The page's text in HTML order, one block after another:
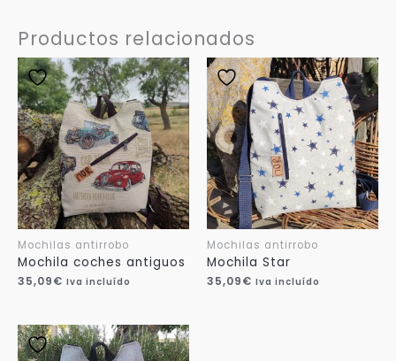
Productos relacionados
Mochilas antirrobo
Mochila coches antiguos
35,09€ Iva incluído
Mochilas antirrobo
Mochila Star
35,09€ Iva incluído